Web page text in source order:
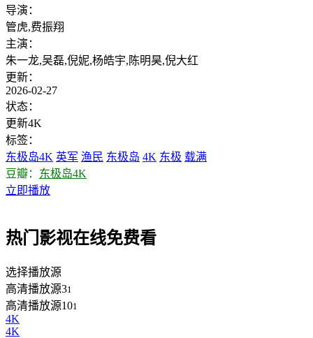
导演：
管虎,费振翔
主演：
朱一龙,吴磊,倪妮,杨皓宇,陈明昊,倪大红
更新：
2026-02-27
状态：
更新4K
标签：
东极岛4K 英军 渔民 东极岛 4K 东极 载满
豆瓣： 东极岛4K
立即播放
热门影视在线免费看
选择播放源
高清播放源31
高清播放源101
4K
4K